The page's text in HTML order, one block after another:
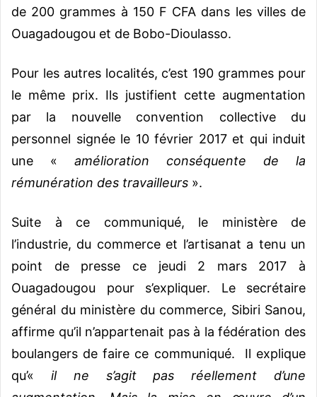
de 200 grammes à 150 F CFA dans les villes de
Ouagadougou et de Bobo-Dioulasso.
Pour les autres localités, c’est 190 grammes pour
le même prix. Ils justifient cette augmentation
par la nouvelle convention collective du
personnel signée le 10 février 2017 et qui induit
une « amélioration conséquente de la
rémunération des travailleurs ».
Suite à ce communiqué, le ministère de
l’industrie, du commerce et l’artisanat a tenu un
point de presse ce jeudi 2 mars 2017 à
Ouagadougou pour s’expliquer. Le secrétaire
général du ministère du commerce, Sibiri Sanou,
affirme qu’il n’appartenait pas à la fédération des
boulangers de faire ce communiqué. Il explique
qu’« il ne s’agit pas réellement d’une